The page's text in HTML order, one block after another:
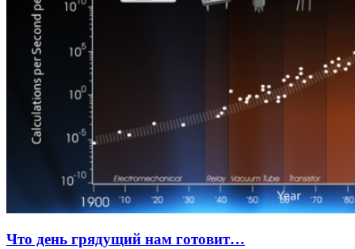
Что день грядущий нам готовит…